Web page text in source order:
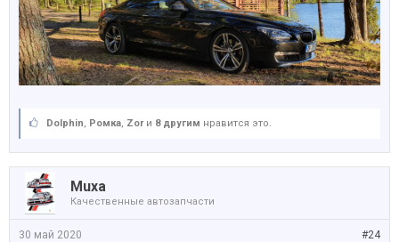
Dolphin, Ромка, Zorи 8 другим нравится это.
Muxa
Качественные автозапчасти
#24
30 май 2020